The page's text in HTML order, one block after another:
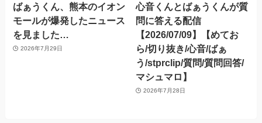
ばぁうくん、熊本のイオン
モールが爆発したニュース
を見ました…
2026年7月29日
心音くんとばぁうくんが質
問に答える配信
【2026/07/09】【めてお
ら/切り抜き/心音/ばぁ
う/stprclip/質問/質問回答/
マシュマロ】
2026年7月28日